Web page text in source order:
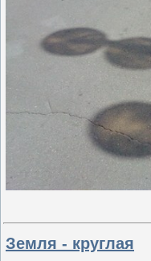
Земля - круглая